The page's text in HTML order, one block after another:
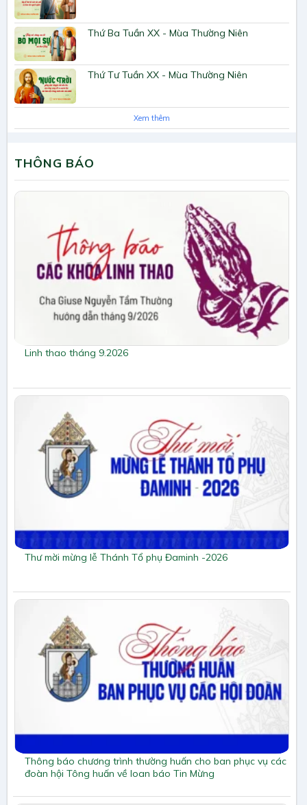
Thứ Ba Tuần XX - Mùa Thường Niên
Thứ Tư Tuần XX - Mùa Thường Niên
Xem thêm
THÔNG BÁO
Linh thao tháng 9.2026
Thư mời mừng lễ Thánh Tổ phụ Đaminh -2026
Thông báo chương trình thường huấn cho ban phục vụ các
đoàn hội Tông huấn về loan báo Tin Mừng